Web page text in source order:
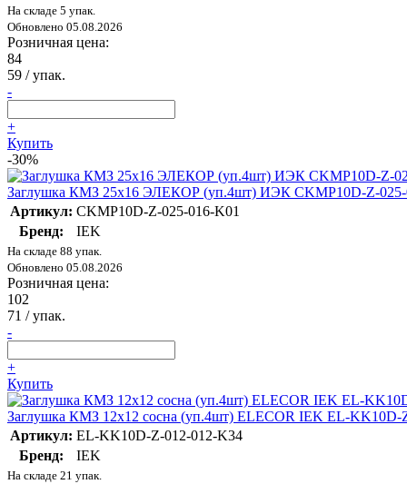
На складе 5 упак.
Обновлено 05.08.2026
Розничная цена:
84
59 / упак.
-
+
Купить
-30%
Заглушка КМЗ 25х16 ЭЛЕКОР (уп.4шт) ИЭК CKMP10D-Z-025-
Артикул: CKMP10D-Z-025-016-K01
Бренд:
IEK
На складе 88 упак.
Обновлено 05.08.2026
Розничная цена:
102
71 / упак.
-
+
Купить
Заглушка КМЗ 12х12 сосна (уп.4шт) ELECOR IEK EL-KK10D-
Артикул: EL-KK10D-Z-012-012-K34
Бренд:
IEK
На складе 21 упак.